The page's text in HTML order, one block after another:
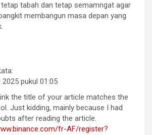
tabah dan tetap semamngat agar
membangun masa depan yang
pukul 01:05
the title of your article matches the
Just kidding, mainly because I had
after reading the article.
fr-AF/register?